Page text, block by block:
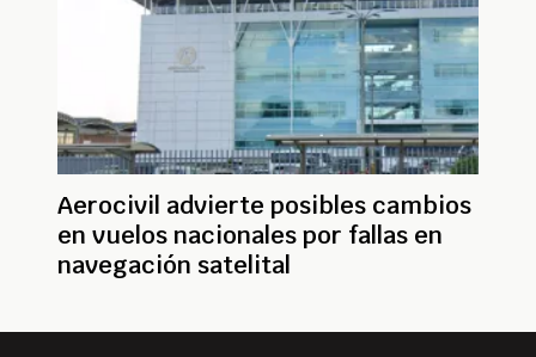
Aerocivil advierte posibles cambios
en vuelos nacionales por fallas en
navegación satelital